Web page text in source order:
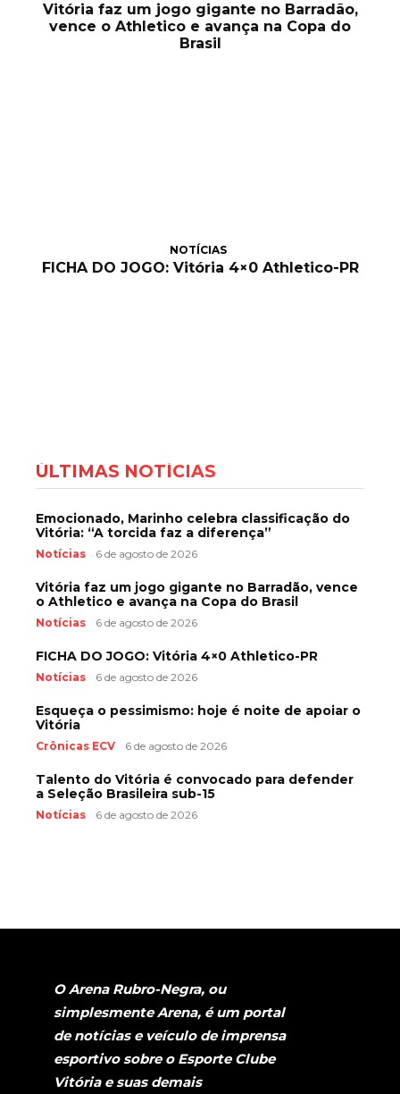
Vitória faz um jogo gigante no Barradão,
vence o Athletico e avança na Copa do
Brasil
NOTÍCIAS
FICHA DO JOGO: Vitória 4×0 Athletico-PR
ÚLTIMAS NOTÍCIAS
Emocionado, Marinho celebra classificação do
Vitória: “A torcida faz a diferença”
Notícias 6 de agosto de 2026
Vitória faz um jogo gigante no Barradão, vence
o Athletico e avança na Copa do Brasil
Notícias 6 de agosto de 2026
FICHA DO JOGO: Vitória 4×0 Athletico-PR
Notícias 6 de agosto de 2026
Esqueça o pessimismo: hoje é noite de apoiar o
Vitória
Crônicas ECV 6 de agosto de 2026
Talento do Vitória é convocado para defender
a Seleção Brasileira sub-15
Notícias 6 de agosto de 2026
O Arena Rubro-Negra, ou
simplesmente Arena, é um portal
de notícias e veículo de imprensa
esportivo sobre o Esporte Clube
Vitória e suas demais